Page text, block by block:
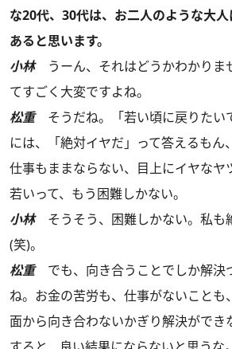
な20代、30代は、お二人のような大
あると思います。
小林うーん、それはどうかわかりま
てすごく大変ですよね。
松重そうだね。「若い頃に戻りたい
には、「絶対イヤだ」って答えるもん
仕事もままならない、目上にイヤなヤ
若いって、もう困難しかない。
小林そうそう、困難しかない。私も
(笑)。
松重でも、向き合うことでしか解決
ね。お金の苦労も、仕事がないことも
面から向き合わないかぎり解決ができ